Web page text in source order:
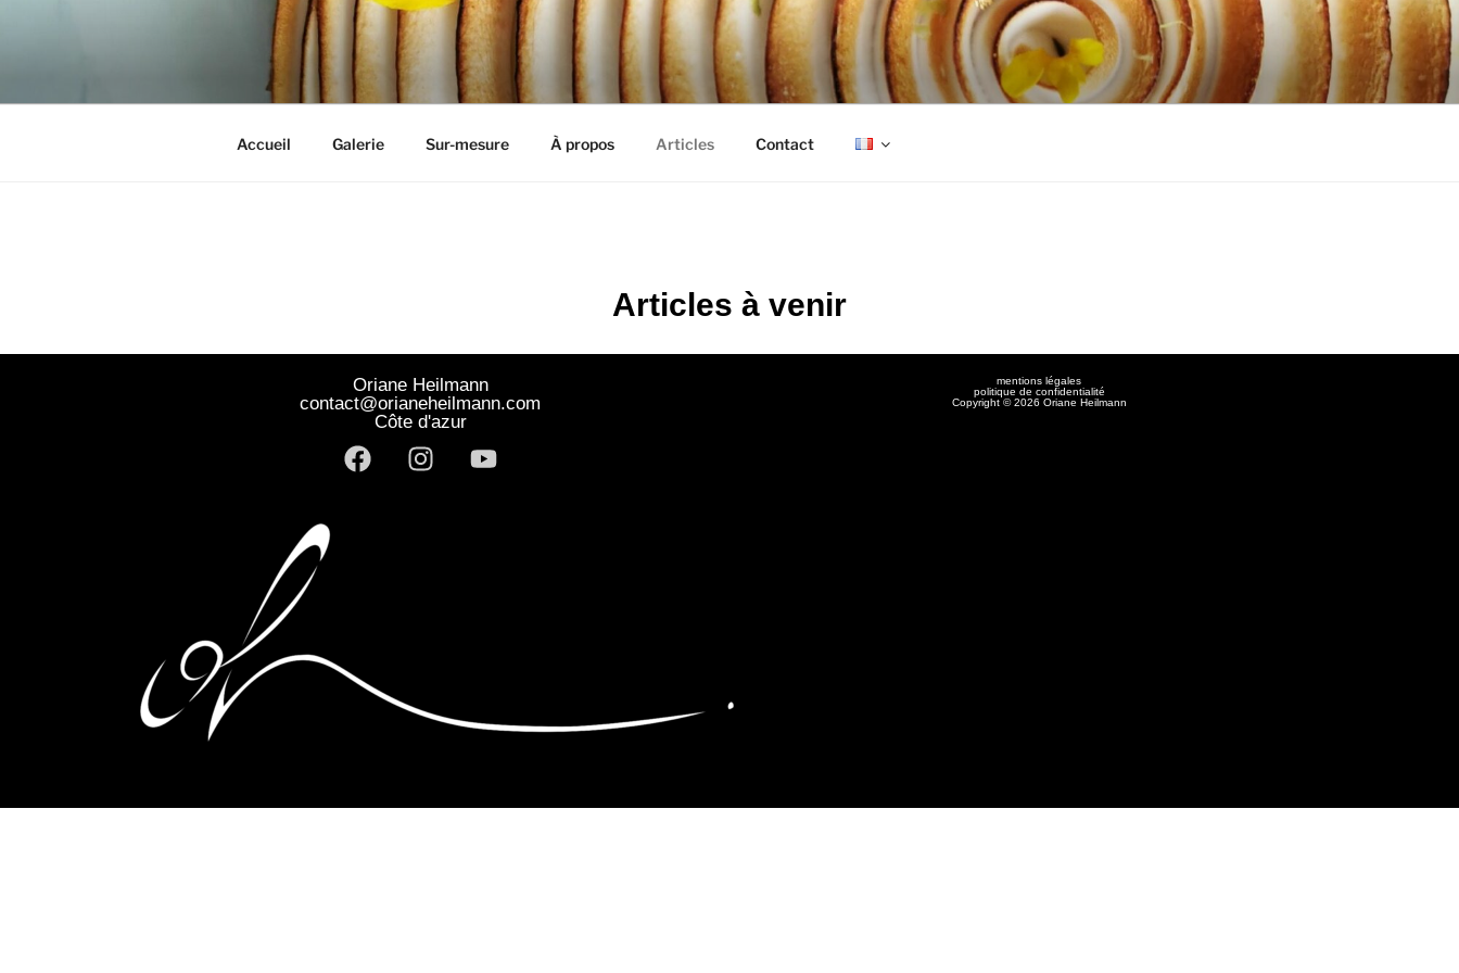
ORIANE HEILMANN
Accueil Galerie Sur-mesure À propos Articles Contact
Articles à venir
Oriane Heilmann
contact@orianeheilmann.com
Côte d'azur
mentions légales
politique de confidentialité
Copyright © 2026 Oriane Heilmann